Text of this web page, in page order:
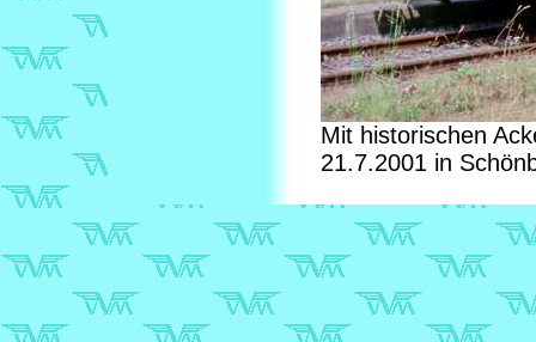
Mit historischen
21.7.2001 in